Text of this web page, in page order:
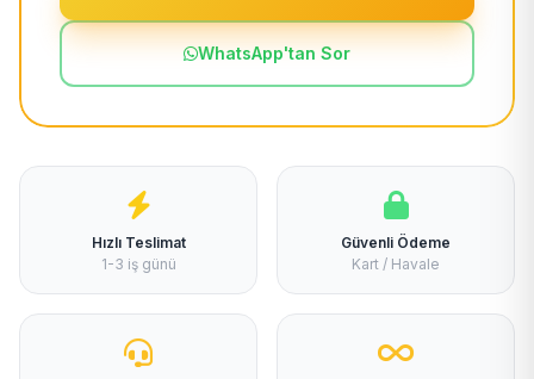
WhatsApp'tan Sor
Hızlı Teslimat
1-3 iş günü
Güvenli Ödeme
Kart / Havale